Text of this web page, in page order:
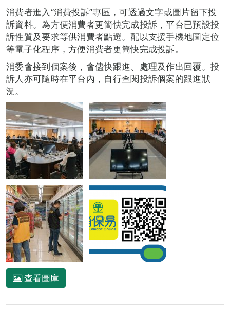
消費者進入“消費投訴”專區，可透過文字或圖片留下投
訴資料。為方便消費者更簡快完成投訴，平台已預設投
訴性質及要求等供消費者點選。配以支援手機地圖定位
等電子化程序，方便消費者更簡快完成投訴。
消委會接到個案後，會儘快跟進、處理及作出回覆。投
訴人亦可隨時在平台內，自行查閱投訴個案的跟進狀
況。
查看圖庫